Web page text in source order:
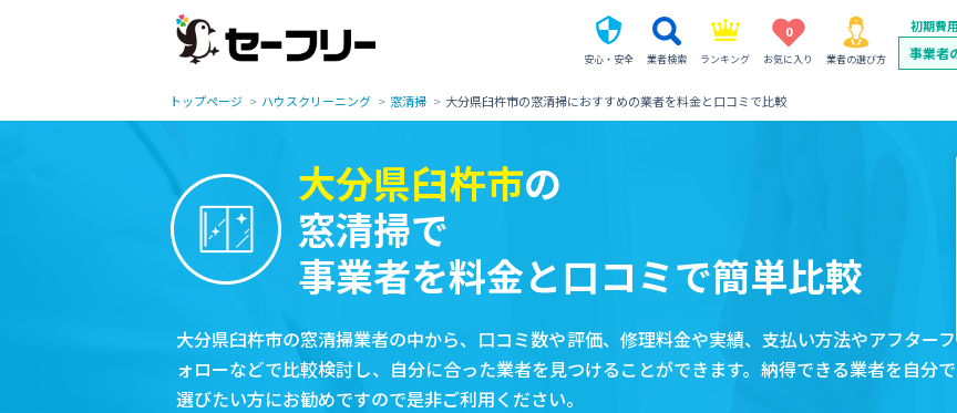
安心・安全 業者検索 ランキング
0
お気に入り 業者の選び方
初期費
事業者
トップページ ハウスクリーニング 窓清掃 大分県臼杵市の窓清掃におすすめの業者を料金と口コミで比較
大分県臼杵市の
窓清掃で
事業者を料金と口コミで簡単比較
大分県臼杵市の窓清掃業者の中から、口コミ数や評価、修理料金や実績、支払い方法やアフターフ
ォローなどで比較検討し、自分に合った業者を見つけることができます。納得できる業者を自分で
選びたい方にお勧めですので是非ご利用ください。